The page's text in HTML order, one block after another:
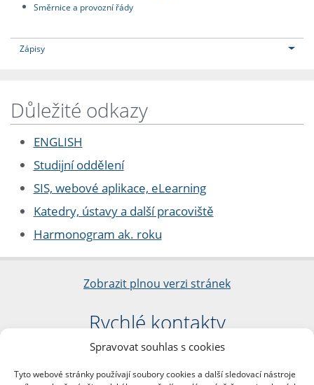
Spravovat souhlas s cookies
Tyto webové stránky používají soubory cookies a další sledovací nástroje
Směrnice a provozní řády
Zápisy
Důležité odkazy
ENGLISH
Studijní oddělení
SIS, webové aplikace, eLearning
Katedry, ústavy a další pracoviště
Harmonogram ak. roku
Zobrazit plnou verzi stránek
Rychlé kontakty
Filozofická fakulta
nám. Jana Palacha 1/2